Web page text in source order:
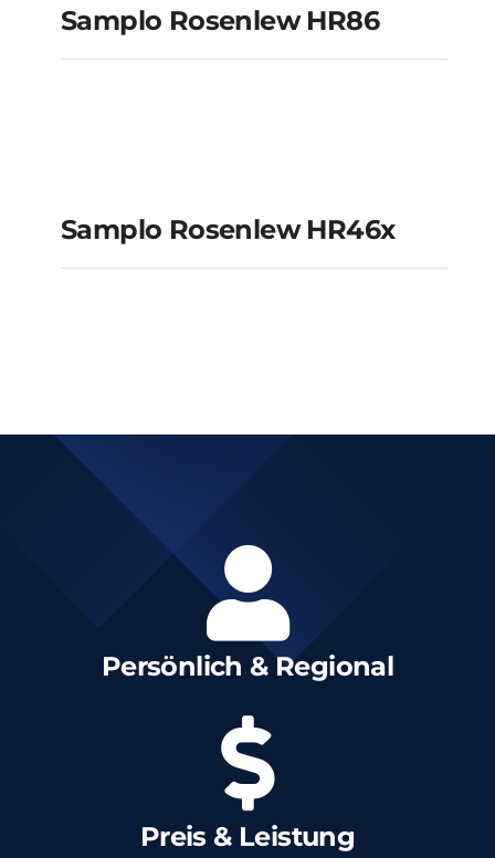
HR86
Samplo Rosenlew HR86
HR46x
Samplo Rosenlew HR46x
Persönlich & Regional
Preis & Leistung